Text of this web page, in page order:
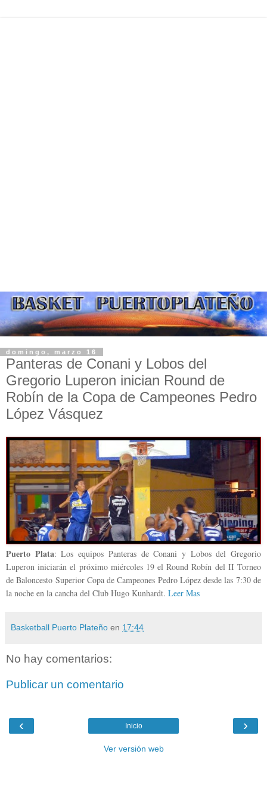
domingo, marzo 16
Panteras de Conani y Lobos del
Gregorio Luperon inician Round de
Robín de la Copa de Campeones Pedro
López Vásquez
Puerto Plata: Los equipos Panteras de Conani y Lobos del Gregorio
Luperon iniciarán el próximo miércoles 19 el Round Robín del II Torneo
de Baloncesto Superior Copa de Campeones Pedro López desde las 7:30 de
la noche en la cancha del Club Hugo Kunhardt. Leer Mas
Basketball Puerto Plateño en 17:44
No hay comentarios:
Publicar un comentario
‹ ›
Inicio
Ver versión web